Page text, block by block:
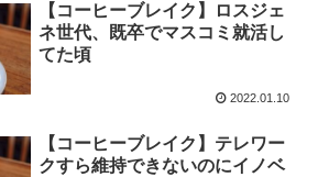
【コーヒーブレイク】ロスジェ
ネ世代、既卒でマスコミ就活し
てた頃
2022.01.10
【コーヒーブレイク】テレワー
クすら維持できないのにイノベ